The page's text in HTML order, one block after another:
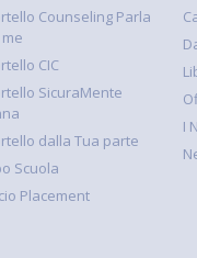
Counseling Parla
CIC
SicuraMente
dalla Tua parte
Scuola
Placement
I